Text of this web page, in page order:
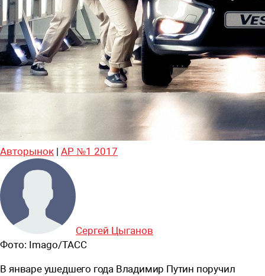
Авторынок | АР №1 2017
Сергей Цыганов
Фото: Imago/ТАСС
В январе ушедшего года Владимир Путин поручил